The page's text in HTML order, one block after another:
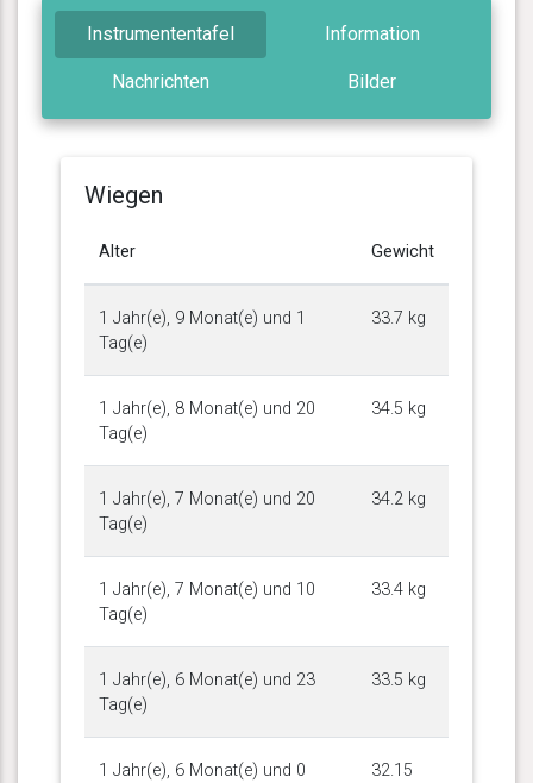
Instrumententafel Information
Nachrichten Bilder
Wiegen
Alter Gewicht
1 Jahr(e), 9 Monat(e) und 1
Tag(e)
33.7 kg
1 Jahr(e), 8 Monat(e) und 20
Tag(e)
34.5 kg
1 Jahr(e), 7 Monat(e) und 20
Tag(e)
34.2 kg
1 Jahr(e), 7 Monat(e) und 10
Tag(e)
33.4 kg
1 Jahr(e), 6 Monat(e) und 23
Tag(e)
33.5 kg
1 Jahr(e), 6 Monat(e) und 0
32.15